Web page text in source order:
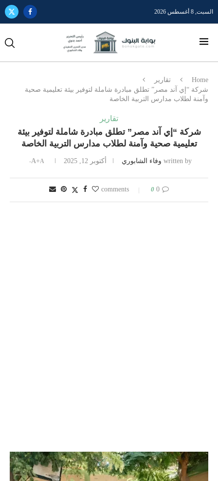
السبت, 8 أغسطس 2026
Home
تقارير
شركة “إي آند مصر” تطلق مبادرة شاملة لتوفير بيئة تعليمية صحية
وآمنة لطلاب مدارس التربية الخاصة
تقارير
شركة “إي آند مصر” تطلق مبادرة شاملة لتوفير بيئة
تعليمية صحية وآمنة لطلاب مدارس التربية الخاصة
written by وفاء الشابوري أكتوبر 12, 2025 A+A-
0 comments
0